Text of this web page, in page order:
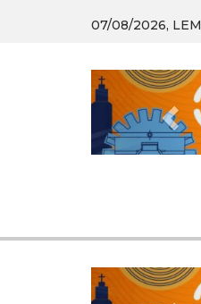
07/08/2026,